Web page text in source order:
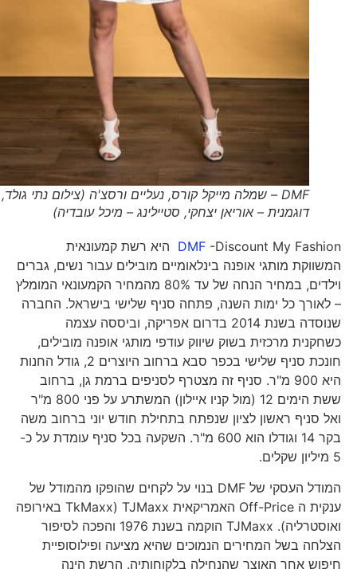
DMF – שמלה מייקל קורס, נעליים ורסצ'ה (צילום נתי גולד,
דוגמנית – אוריאן יצחקי, סטיילינג – מיכל עובדיה)
DMF-Discount My Fashion היא רשת קמעונאית
המשווקת מותגי אופנה בינלאומיים מובילים עבור נשים, גברים
וילדים, במחיר הנחה של עד 80% מהמחיר הקמעונאי המומלץ
– לאורך כל ימות השנה, פתחה סניף שלישי בישראל. החברה
שנוסדה בשנת 2014 בדרום אפריקה, וביססה עצמה
כשחקנית מרכזית בשוק שיווק עודפי מותגי אופנה מובילים,
חונכת סניף שלישי בכפר סבא ברחוב היוצרים 2, גודל החנות
היא 900 מ"ר. סניף זה מצטרף לסניפים ברמת גן, ברחוב
ששת הימים 12 (מול קניו איילון) המשתרע על פני 800 מ"ר
ואל סניף ראשון לציון שנפתח בתחילת חודש יוני ברחוב משה
בקר 14 וגודלו הוא 600 מ"ר. השקעה בכל סניף עומדת על כ-
המודל העסקי של DMF בנוי על לקחים שהופקו מהמודל של
ענקית ה Off-Price האמריקאית TJMaxx (TkMaxx באירופה
ואוסטרליה). TJMaxx הוקמה בשנת 1976 והפכה לסיפור
הצלחה בשל המחירים הנמוכים שהיא מציעה ופילוסופיית
חיפוש אחר האוצר שהנחילה בלקוחותיה. הרשת הינה